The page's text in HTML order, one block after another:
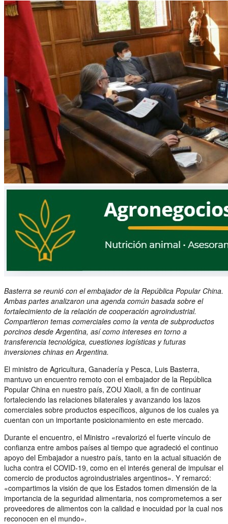
Basterra se reunió con el embajador de la República Popular China.
Ambas partes analizaron una agenda común basada sobre el
fortalecimiento de la relación de cooperación agroindustrial.
Compartieron temas comerciales como la venta de subproductos
porcinos desde Argentina, así como intereses en torno a
transferencia tecnológica, cuestiones logísticas y futuras
inversiones chinas en Argentina.
El ministro de Agricultura, Ganadería y Pesca, Luis Basterra,
mantuvo un encuentro remoto con el embajador de la República
Popular China en nuestro país, ZOU Xiaoli, a fin de continuar
fortaleciendo las relaciones bilaterales y avanzando los lazos
comerciales sobre productos específicos, algunos de los cuales ya
cuentan con un importante posicionamiento en este mercado.
Durante el encuentro, el Ministro «revalorizó el fuerte vínculo de
confianza entre ambos países al tiempo que agradeció el continuo
apoyo del Embajador a nuestro país, tanto en la actual situación de
lucha contra el COVID-19, como en el interés general de impulsar el
comercio de productos agroindustriales argentinos». Y remarcó:
«compartimos la visión de que los Estados tomen dimensión de la
importancia de la seguridad alimentaria, nos comprometemos a ser
proveedores de alimentos con la calidad e inocuidad por la cual nos
reconocen en el mundo».